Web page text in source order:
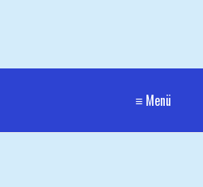
≡ Menü